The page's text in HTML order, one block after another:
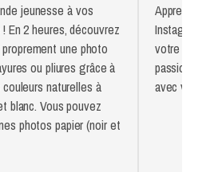
jeunesse à vos
En 2 heures, découvrez
une photo
ou pliures grâce à
naturelles à
blanc. Vous pouvez
photos papier (noir et
Apprenez à
Instagram.
votre profil,
passions,
avec vos